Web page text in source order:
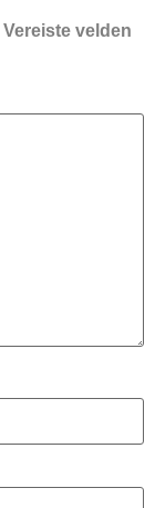
Vereiste velden